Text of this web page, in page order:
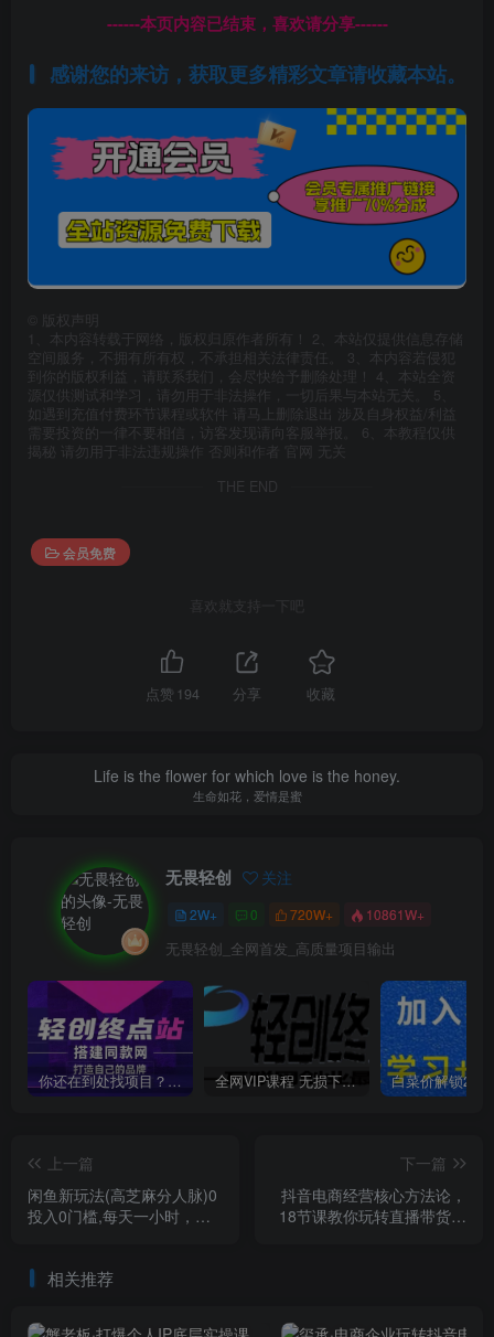
------本页内容已结束，喜欢请分享------
感谢您的来访，获取更多精彩文章请收藏本站。
版权声明
1、本内容转载于网络，版权归原作者所有！ 2、本站仅提供信息存储
空间服务，不拥有所有权，不承担相关法律责任。 3、本内容若侵犯
到你的版权利益，请联系我们，会尽快给予删除处理！ 4、本站全资
源仅供测试和学习，请勿用于非法操作，一切后果与本站无关。 5、
如遇到充值付费环节课程或软件 请马上删除退出 涉及自身权益/利益
需要投资的一律不要相信，访客发现请向客服举报。 6、本教程仅供
揭秘 请勿用于非法违规操作 否则和作者 官网 无关
THE END
会员免费
喜欢就支持一下吧
点赞 194 分享 收藏
Life is the flower for which love is the honey.
生命如花，爱情是蜜
无畏轻创 关注
2W+ 0 720W+ 10861W+
无畏轻创_全网首发_高质量项目输出
你还在到处找项目？还在当韭菜？我靠卖项目一个月收入5万+，曾经我也是个失败者。 全网VIP课程 无损下载~
上一篇
闲鱼新玩法(高芝麻分人脉)0
投入0门槛,每天一小时，轻
下一篇
抖音电商经营核心方法论，
18节课教你玩转直播带货，
相关推荐